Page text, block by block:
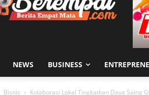
NEWS BUSINESS
Bisnis Kolaborasi Lokal Tingkatkan Daya Saing